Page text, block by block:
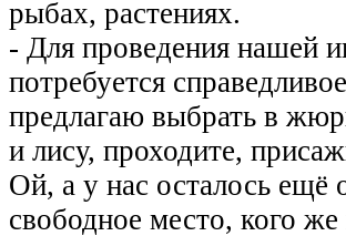
рыбах, растениях.
- Для проведения нашей
потребуется
предлагаю выбрать в
и лису, проходите,
Ой, а у нас осталось ещё
свободное место, кого